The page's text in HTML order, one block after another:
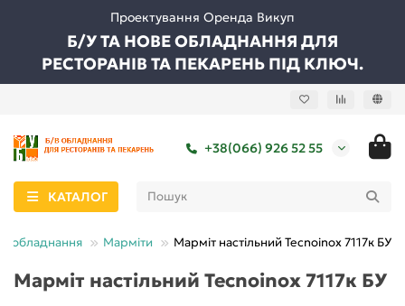
Проектування Оренда Викуп
Б/У ТА НОВЕ ОБЛАДНАННЯ ДЛЯ
РЕСТОРАНІВ ТА ПЕКАРЕНЬ ПІД КЛЮЧ.
+38(066) 926 52 55
КАТАЛОГ
обладнання Марміти Марміт настільний Tecnoinox 7117к БУ
Марміт настільний Tecnoinox 7117к БУ